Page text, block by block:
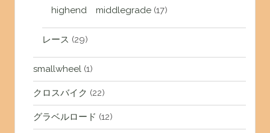
highend middlegrade(17)
レース (29)
smallwheel(1)
クロスバイク (22)
グラベルロード (12)